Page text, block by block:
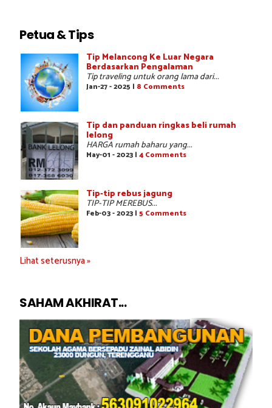
Petua & Tips
Tip Melancong Ke Luar Negara
Berdasarkan Pengalaman
Tip traveling untuk orang lama dari...
Jan-27 - 2025 | 8 Comments
Tip dan panduan ringkas beli rumah
lelong
HARGA rumah baharu yang...
May-01 - 2023 | 4 Comments
Tip-tip rebus jagung
TIP-TIP MEREBUS...
Feb-03 - 2023 | 5 Comments
Lihat seterusnya »
SAHAM AKHIRAT...